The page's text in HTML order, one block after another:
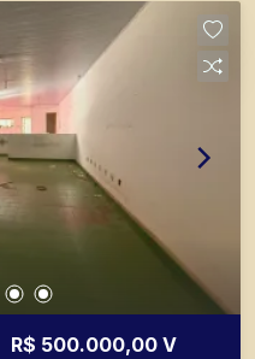
R$ 500.000,00 V